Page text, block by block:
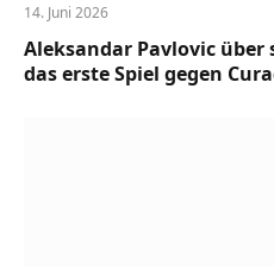
14. Juni 2026
Aleksandar Pavlovic über
das erste Spiel gegen